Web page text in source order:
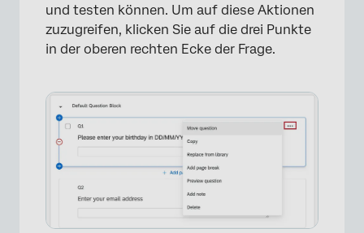
und testen können. Um auf diese Aktionen
zuzugreifen, klicken Sie auf die drei Punkte
in der oberen rechten Ecke der Frage.